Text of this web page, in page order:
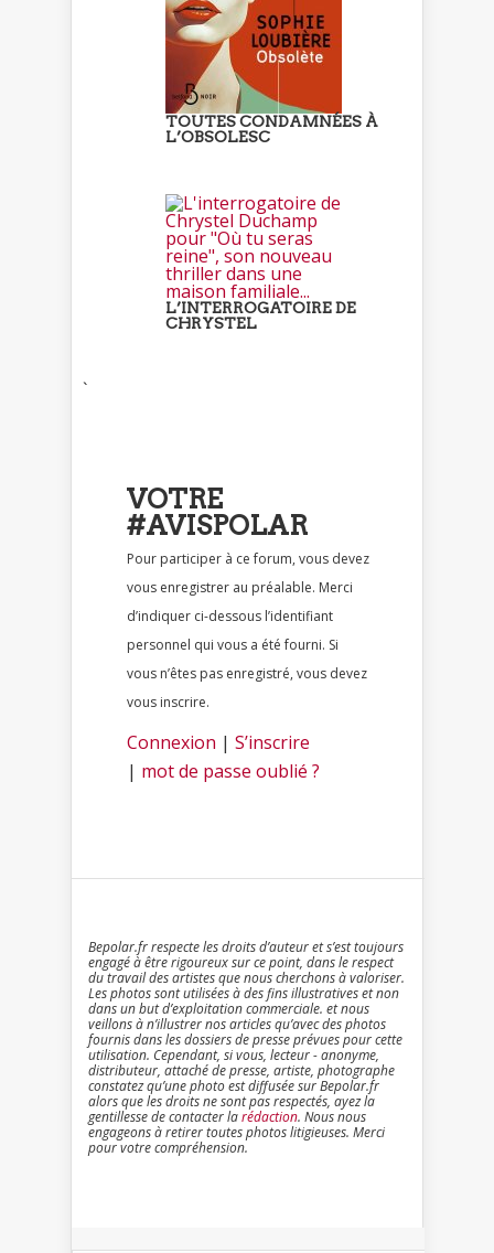
TOUTES CONDAMNÉES À
L’OBSOLESC
L’INTERROGATOIRE DE
CHRYSTEL
`
VOTRE
#AVISPOLAR
Pour participer à ce forum, vous devez
vous enregistrer au préalable. Merci
d’indiquer ci-dessous l’identifiant
personnel qui vous a été fourni. Si
vous n’êtes pas enregistré, vous devez
vous inscrire.
Connexion | S’inscrire
| mot de passe oublié ?
Bepolar.fr respecte les droits d’auteur et s’est toujours
engagé à être rigoureux sur ce point, dans le respect
du travail des artistes que nous cherchons à valoriser.
Les photos sont utilisées à des fins illustratives et non
dans un but d’exploitation commerciale. et nous
veillons à n’illustrer nos articles qu’avec des photos
fournis dans les dossiers de presse prévues pour cette
utilisation. Cependant, si vous, lecteur - anonyme,
distributeur, attaché de presse, artiste, photographe
constatez qu’une photo est diffusée sur Bepolar.fr
alors que les droits ne sont pas respectés, ayez la
gentillesse de contacter larédaction. Nous nous
engageons à retirer toutes photos litigieuses. Merci
pour votre compréhension.